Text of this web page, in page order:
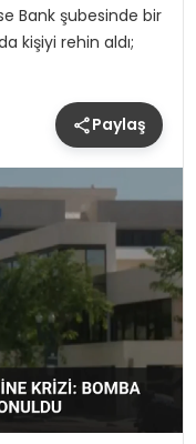
Bank şubesinde bir
kişiyi rehin aldı;
Paylaş